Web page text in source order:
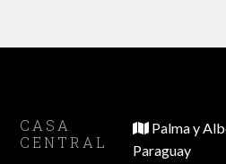
CASA
CENTRAL
Palma y
Paraguay